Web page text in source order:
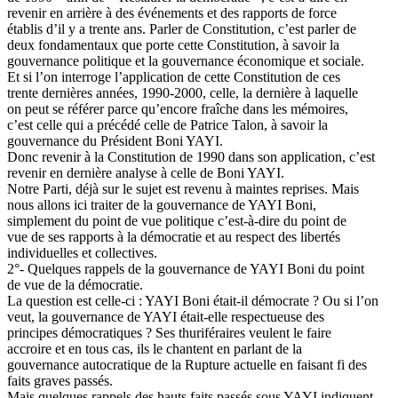
revenir en arrière à des événements et des rapports de force
établis d’il y a trente ans. Parler de Constitution, c’est parler de
deux fondamentaux que porte cette Constitution, à savoir la
gouvernance politique et la gouvernance économique et sociale.
Et si l’on interroge l’application de cette Constitution de ces
trente dernières années, 1990-2000, celle, la dernière à laquelle
on peut se référer parce qu’encore fraîche dans les mémoires,
c’est celle qui a précédé celle de Patrice Talon, à savoir la
gouvernance du Président Boni YAYI.
Donc revenir à la Constitution de 1990 dans son application, c’est
revenir en dernière analyse à celle de Boni YAYI.
Notre Parti, déjà sur le sujet est revenu à maintes reprises. Mais
nous allons ici traiter de la gouvernance de YAYI Boni,
simplement du point de vue politique c’est-à-dire du point de
vue de ses rapports à la démocratie et au respect des libertés
individuelles et collectives.
2°- Quelques rappels de la gouvernance de YAYI Boni du point
de vue de la démocratie.
La question est celle-ci : YAYI Boni était-il démocrate ? Ou si l’on
veut, la gouvernance de YAYI était-elle respectueuse des
principes démocratiques ? Ses thuriféraires veulent le faire
accroire et en tous cas, ils le chantent en parlant de la
gouvernance autocratique de la Rupture actuelle en faisant fi des
faits graves passés.